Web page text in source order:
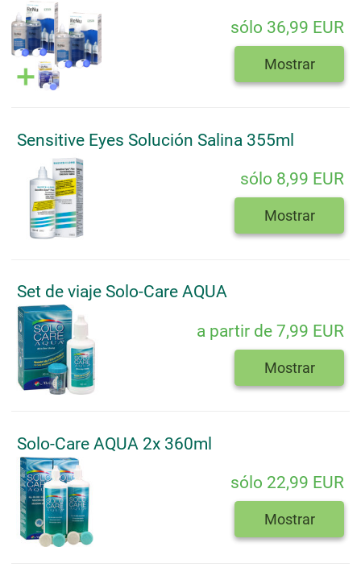
sólo 36,99 EUR
Mostrar
Sensitive Eyes Solución Salina 355ml
sólo 8,99 EUR
Mostrar
Set de viaje Solo-Care AQUA
a partir de 7,99 EUR
Mostrar
Solo-Care AQUA 2x 360ml
sólo 22,99 EUR
Mostrar